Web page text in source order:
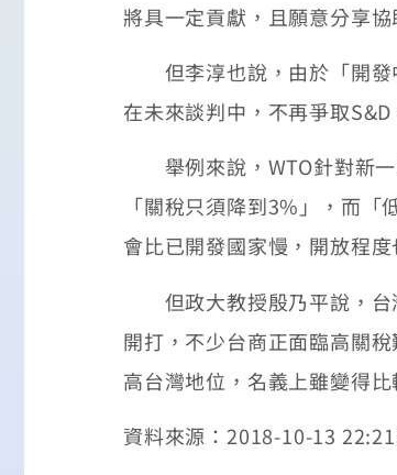
將具一定貢獻，且願意分享
但李淳也說，由於「開發
在未來談判中，不再爭取
舉例來說，WTO針對新一
「關稅只須降到3%」，而
會比已開發國家慢，開放程度
但政大教授殷乃平說，台
開打，不少台商正面臨高關
高台灣地位，名義上雖變得
資料來源：2018-10-13